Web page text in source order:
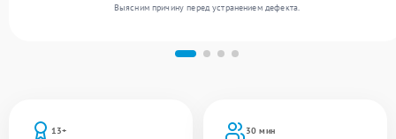
13+
30 мин
Выясним причину перед устранением дефекта.